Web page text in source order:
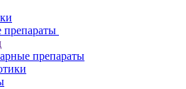
препараты
препараты